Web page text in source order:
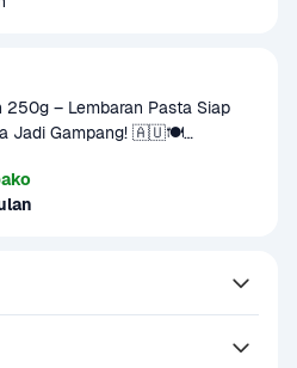
250g – Lembaran Pasta Siap
Jadi Gampang! 🇦🇺🍽️
Italia tapi nggak mau ribet?
saus favoritmu, tabur keju, lalu